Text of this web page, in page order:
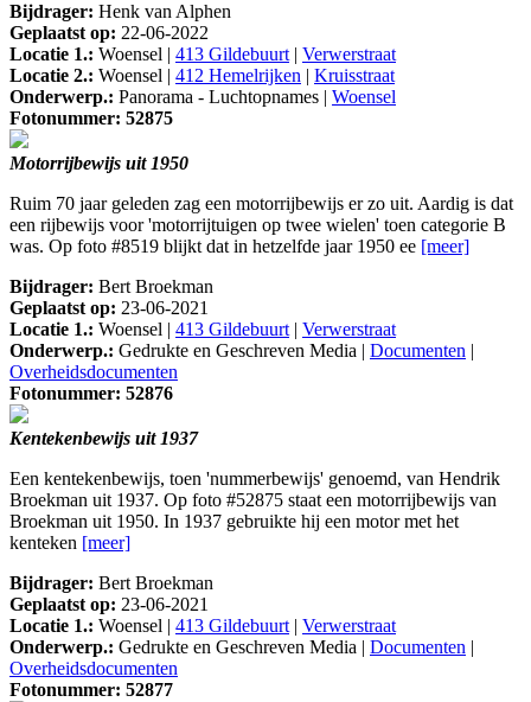
Bijdrager: Henk van Alphen
Geplaatst op: 22-06-2022
Locatie 1.: Woensel | 413 Gildebuurt| Verwerstraat
Locatie 2.: Woensel | 412 Hemelrijken | Kruisstraat
Onderwerp.: Panorama - Luchtopnames | Woensel
Fotonummer: 52875
Motorrijbewijs uit 1950
Ruim 70 jaar geleden zag een motorrijbewijs er zo uit. Aardig is dat
een rijbewijs voor 'motorrijtuigen op twee wielen' toen categorie B
was. Op foto #8519 blijkt dat in hetzelfde jaar 1950 ee [meer]
Bijdrager: Bert Broekman
Geplaatst op: 23-06-2021
Locatie 1.: Woensel | 413 Gildebuurt| Verwerstraat
Onderwerp.: Gedrukte en Geschreven Media | Documenten |
Overheidsdocumenten
Fotonummer: 52876
Kentekenbewijs uit 1937
Een kentekenbewijs, toen 'nummerbewijs' genoemd, van Hendrik
Broekman uit 1937. Op foto #52875 staat een motorrijbewijs van
Broekman uit 1950. In 1937 gebruikte hij een motor met het
kenteken [meer]
Bijdrager: Bert Broekman
Geplaatst op: 23-06-2021
Locatie 1.: Woensel | 413 Gildebuurt| Verwerstraat
Onderwerp.: Gedrukte en Geschreven Media | Documenten |
Overheidsdocumenten
Fotonummer: 52877